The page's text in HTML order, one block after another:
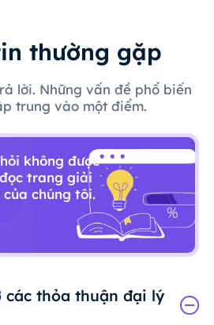
thường gặp
lời. Những vấn đề phổ biến
trung vào một điểm.
không được
trang giải
chúng tôi.
các thỏa thuận đại lý